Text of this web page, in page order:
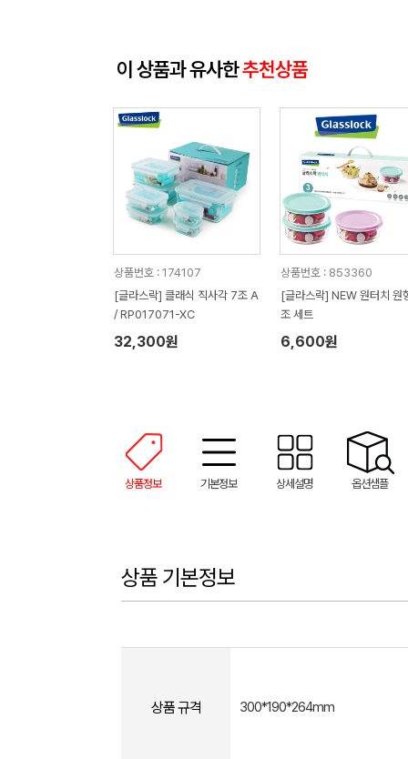
이 상품과 유사한추천상품
상품번호 : 174107
[글라스락] 클래식 직사각 7조 A
/ RP017071-XC
32,300원
상품번호 : 853360
[글라스락] NEW 원터치 원
조 세트
6,600원
상품정보 기본정보 상세설명 옵션샘플
상품 기본정보
상품 규격 300*190*264mm